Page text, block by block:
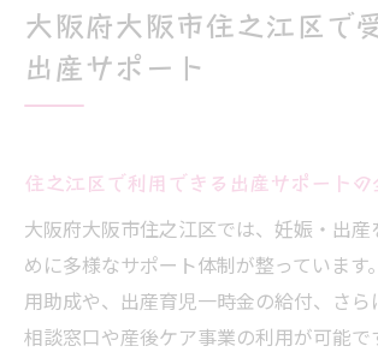
大阪府大阪市住之江区で
出産サポート
住之江区で利用できる出産サポートの
大阪府大阪市住之江区では、妊娠・出産
めに多様なサポート体制が整っています
用助成や、出産育児一時金の給付、さら
相談窓口や産後ケア事業の利用が可能で